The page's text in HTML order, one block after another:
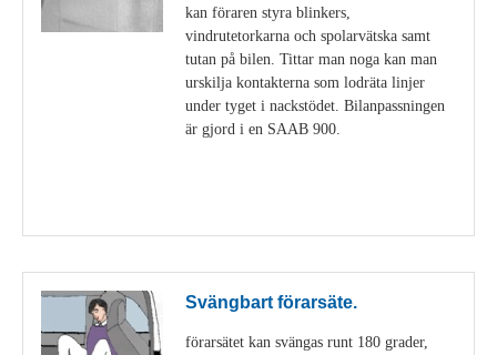
kan föraren styra blinkers,
vindrutetorkarna och spolarvätska samt
tutan på bilen. Tittar man noga kan man
urskilja kontakterna som lodräta linjer
under tyget i nackstödet. Bilanpassningen
är gjord i en SAAB 900.
Svängbart förarsäte.
förarsätet kan svängas runt 180 grader,